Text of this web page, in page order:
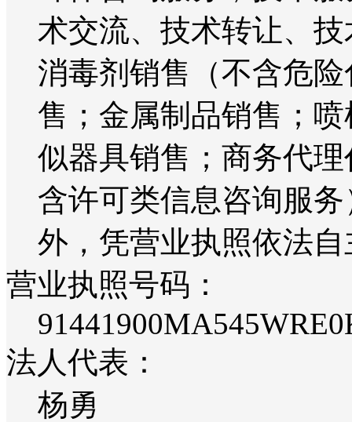
术交流、技术转让、
消毒剂销售（不含危
售；金属制品销售；
似器具销售；商务代
含许可类信息咨询服
外，凭营业执照依法
营业执照号码：
法人代表：
杨勇